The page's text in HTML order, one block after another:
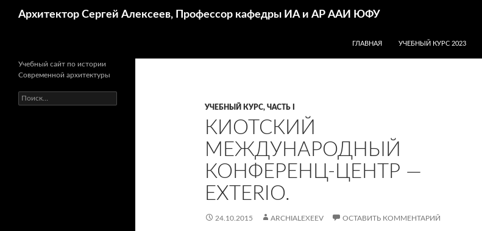
Архитектор Сергей Алексеев, Профессор кафедры ИА и АР ААИ ЮФУ
ГЛАВНАЯ
УЧЕБНЫЙ КУРС 2023
УЧЕБНЫЙ КУРС, ЧАСТЬ I
КИОТСКИЙ
МЕЖДУНАРОДНЫЙ
КОНФЕРЕНЦ-ЦЕНТР —
EXTERIO.
24.10.2015 ARCHIALEXEEV ОСТАВИТЬ КОММЕНТАРИЙ
Учебный сайт по истории
Современной архитектуры
Найти: